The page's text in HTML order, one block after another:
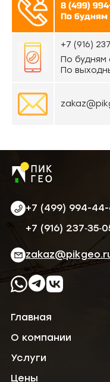
8 (499)
По будням
‪+7 (916)
По будням
По
+7 (499) 994-
‪+7 (916)
Главная
О компании
Услуги
Цены